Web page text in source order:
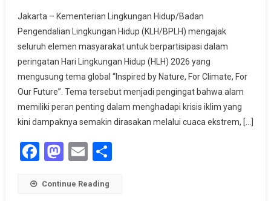
Luncurkan
Gerakan
Indonesia
ASRI
Jakarta – Kementerian Lingkungan Hidup/Badan
Pengendalian Lingkungan Hidup (KLH/BPLH) mengajak
seluruh elemen masyarakat untuk berpartisipasi dalam
peringatan Hari Lingkungan Hidup (HLH) 2026 yang
mengusung tema global “Inspired by Nature, For Climate, For
Our Future”. Tema tersebut menjadi pengingat bahwa alam
memiliki peran penting dalam menghadapi krisis iklim yang
kini dampaknya semakin dirasakan melalui cuaca ekstrem, […]
Facebook
Mastodon
Email
Continue Reading